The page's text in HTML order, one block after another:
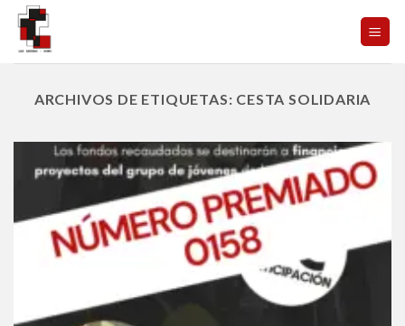
Skip
content
ARCHIVOS DE ETIQUETAS: CESTA SOLIDARIA